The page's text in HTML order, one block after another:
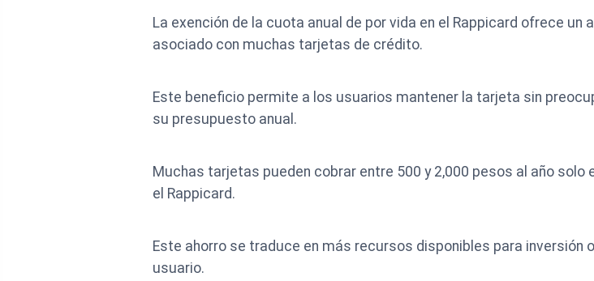
La exención de la cuota anual de por vida en el Rappicard ofrece
asociado con muchas tarjetas de crédito.
Este beneficio permite a los usuarios mantener la tarjeta sin
su presupuesto anual.
Muchas tarjetas pueden cobrar entre 500 y 2,000 pesos al año
el Rappicard.
Este ahorro se traduce en más recursos disponibles para inversión
usuario.